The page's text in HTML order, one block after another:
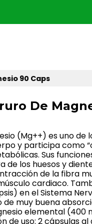
90 Caps
De
(Mg++) es uno
y participa como
Sus
de los huesos y
de la fibra
cardiaco.
en el Sistema
de muy buena
elemental (400
de uso: 2 cápsulas